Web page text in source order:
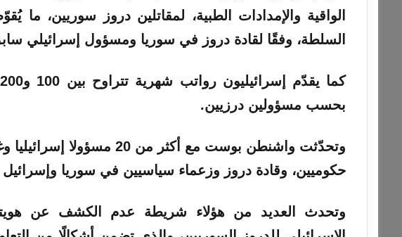
الواقية والإمدادات الطبية، لمقاتلين دروز سوريين، ما
السلطة، وفقًا لقادة دروز في سوريا ومسؤول إسرائيلي
بحسب مسؤولين درزيين.
وتحدّثت واشنطن بوست مع أكثر من
حكوميين، وقادة دروز وزعماء سياسيين في سوريا وإسرائيل
وتحدث العديد من هؤلاء شريطة عدم الكشف عن